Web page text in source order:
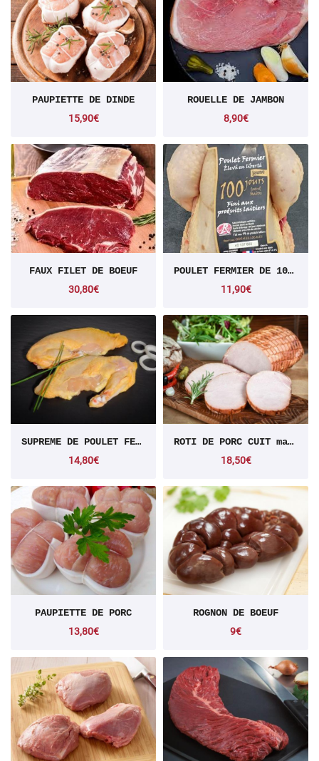
PAUPIETTE DE DINDE
15,90€
ROUELLE DE JAMBON
8,90€
FAUX FILET DE BOEUF
30,80€
POULET FERMIER DE 100 JOURS
11,90€
SUPREME DE POULET FERMIER
14,80€
ROTI DE PORC CUIT maison
18,50€
PAUPIETTE DE PORC
13,80€
ROGNON DE BOEUF
9€